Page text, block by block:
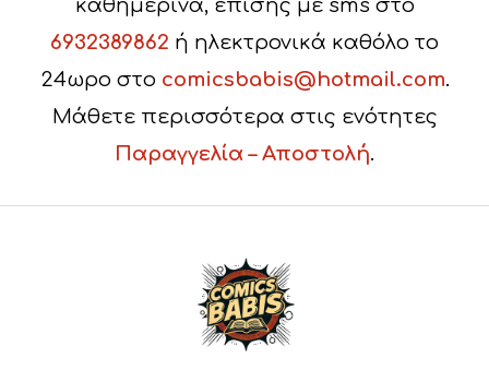
καθημερινά, επίσης με sms στο
6932389862 ή ηλεκτρονικά καθόλο το
24ωρο στο comicsbabis@hotmail.com.
Μάθετε περισσότερα στις ενότητες
Παραγγελία – Αποστολή.